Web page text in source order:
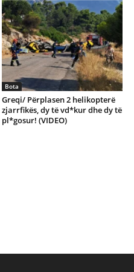
Bota
Greqi/ Përplasen 2 helikopterë
zjarrfikës, dy të vd*kur dhe dy të
pl*gosur! (VIDEO)